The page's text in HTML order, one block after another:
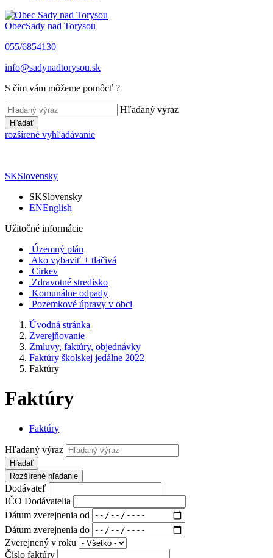
ObecSady nad Torysou
055/6854130
info@sadynadtorysou.sk
S čím vám môžeme pomôcť ?
Hľadaný výraz
Hľadať
rozšírené vyhľadávanie
SKSlovensky
SKSlovensky
ENEnglish
Užitočné informácie
Územný plán
Ako vybaviť + tlačivá
Cirkev
Zdravotné stredisko
Komunálne odpady
Pozemkové úpravy v obci
Úvodná stránka
Zverejňovanie
Zmluvy, faktúry, objednávky
Faktúry školskej jedálne 2022
Faktúry
Faktúry
Faktúry
Hľadaný výraz
Hľadať
Rozšírené hľadanie
Dodávateľ
IČO Dodávatelia
Dátum zverejnenia od
Dátum zverejnenia do
Zverejnený v roku
Číslo faktúry